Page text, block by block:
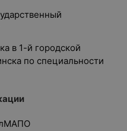
в 1-й городской
по специальности